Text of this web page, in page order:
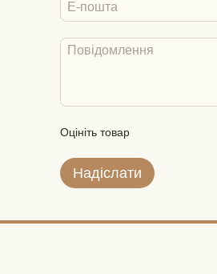
Оцініть товар
Надіслати